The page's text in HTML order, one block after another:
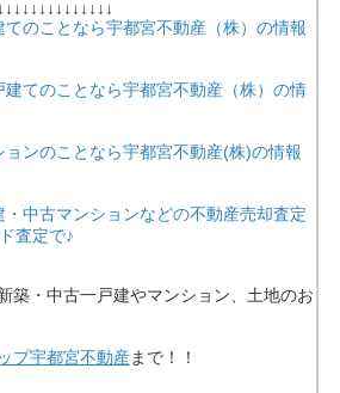
のことなら宇都宮不動産（株）の情報
てのことなら宇都宮不動産（株）の情
ンのことなら宇都宮不動産(株)の情報
中古マンションなどの不動産売却査定
査定で♪
築・中古一戸建やマンション、土地のお
プ宇都宮不動産まで！！